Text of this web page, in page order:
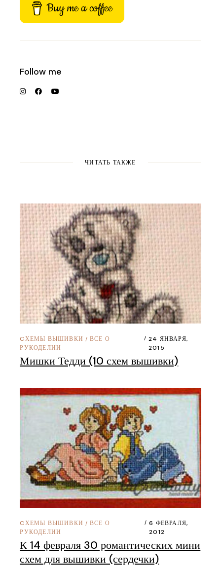
Buy me a coffee
Follow me
ЧИТАТЬ ТАКЖЕ
CХЕМЫ ВЫШИВКИ / ВСЕ О
РУКОДЕЛИИ
24 ЯНВАРЯ,
2015
Мишки Тедди (10 схем вышивки)
CХЕМЫ ВЫШИВКИ / ВСЕ О
РУКОДЕЛИИ
6 ФЕВРАЛЯ,
2012
К 14 февраля 30 романтических мини
схем для вышивки (сердечки)